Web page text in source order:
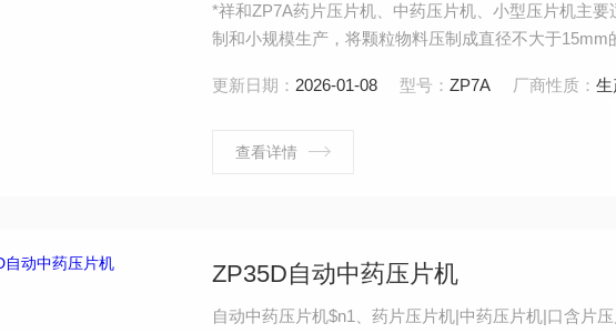
*祥和ZP7A药片压片机、中药压片机、小型压片机主
制和小规模生产，将颗粒物料压制成直径不大于
用于半固体、潮湿颗粒、低熔点易吸湿原料和无颗粒的
更新日期： 2026-01-08 型号：ZP7A 厂商性质：生
查看详情
ZP35D自动中药压片机
自动中药压片机$n1、药片压片机|中药压片机|口含片